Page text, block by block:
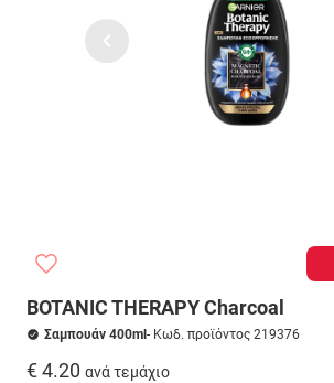
BOTANIC THERAPY Charcoal
Σαμπουάν 400ml - Κωδ. προϊόντος 219376
€ 4.20 ανά τεμάχιο